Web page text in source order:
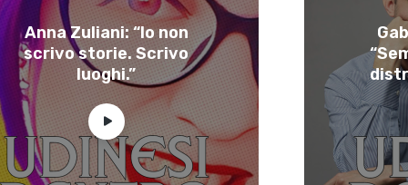
Anna Zuliani: “Io non
scrivo storie. Scrivo
luoghi.”